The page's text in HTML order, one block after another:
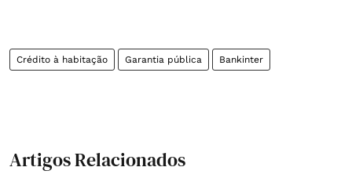
Crédito à habitação Garantia pública Bankinter
Artigos Relacionados